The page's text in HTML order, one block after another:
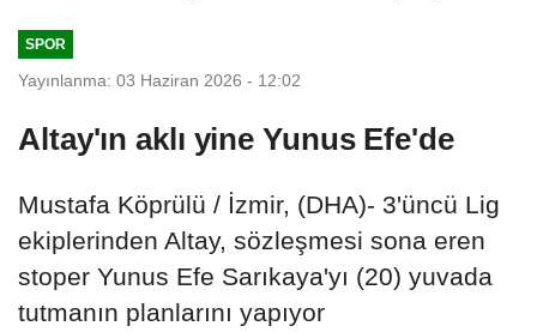
SPOR
Yayınlanma: 03 Haziran 2026 - 12:02
Altay'ın aklı yine Yunus Efe'de
Mustafa Köprülü / İzmir, (DHA)- 3'üncü Lig
ekiplerinden Altay, sözleşmesi sona eren
stoper Yunus Efe Sarıkaya'yı (20) yuvada
tutmanın planlarını yapıyor